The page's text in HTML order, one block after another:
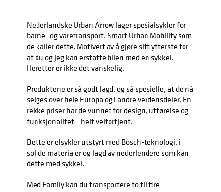
Nederlandske Urban Arrow lager spesialsykler for
barne- og varetransport. Smart Urban Mobility som
de kaller dette. Motivert av å gjøre sitt ytterste for
at du og jeg kan erstatte bilen med en sykkel.
Heretter er ikke det vanskelig.
Produktene er så godt lagd, og så spesielle, at de nå
selges over hele Europa og i andre verdensdeler. En
rekke priser har de vunnet for design, utførelse og
funksjonalitet – helt velfortjent.
Dette er elsykler utstyrt med Bosch-teknologi, i
solide materialer og lagd av nederlendere som kan
dette med sykkel.
Med Family kan du transportere to til fire